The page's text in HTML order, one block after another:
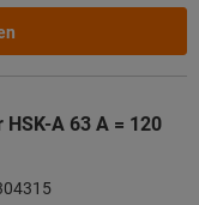
A 63 A = 120